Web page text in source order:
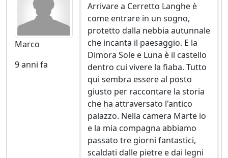
Marco
9 anni fa
Arrivare a Cerretto Langhe è
come entrare in un sogno,
protetto dalla nebbia autunnale
che incanta il paesaggio. E la
Dimora Sole e Luna è il castello
dentro cui vivere la fiaba. Tutto
qui sembra essere al posto
giusto per raccontare la storia
che ha attraversato l'antico
palazzo. Nella camera Marte io
e la mia compagna abbiamo
passato tre giorni fantastici,
scaldati dalle pietre e dai legni